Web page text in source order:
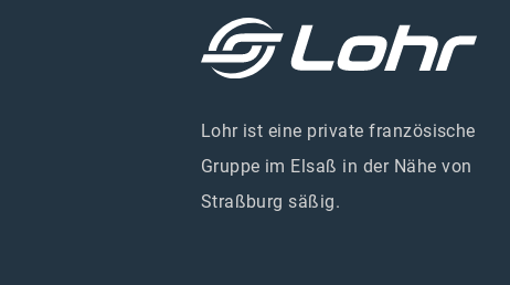
Lohr ist eine private französische
Gruppe im Elsaß in der Nähe von
Straßburg säßig.